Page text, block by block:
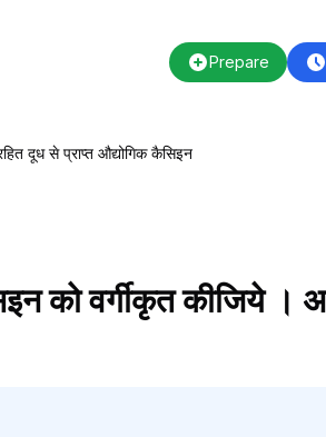
Prepare
दूध से प्राप्त औद्योगिक कैसिइन
को वर्गीकृत कीजिये ।